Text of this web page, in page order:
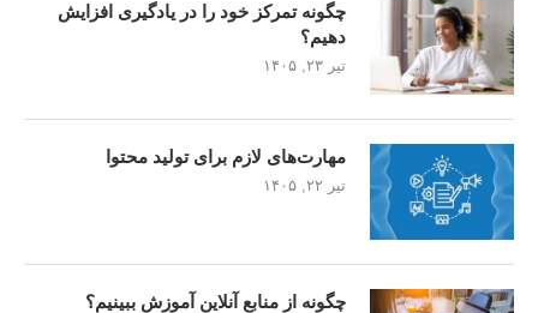
چگونه تمرکز خود را در یادگیری افزایش
دهیم؟
تیر ۲۳, ۱۴۰۵
مهارت‌های لازم برای تولید محتوا
تیر ۲۲, ۱۴۰۵
چگونه از منابع آنلاین آموزش ببینیم؟